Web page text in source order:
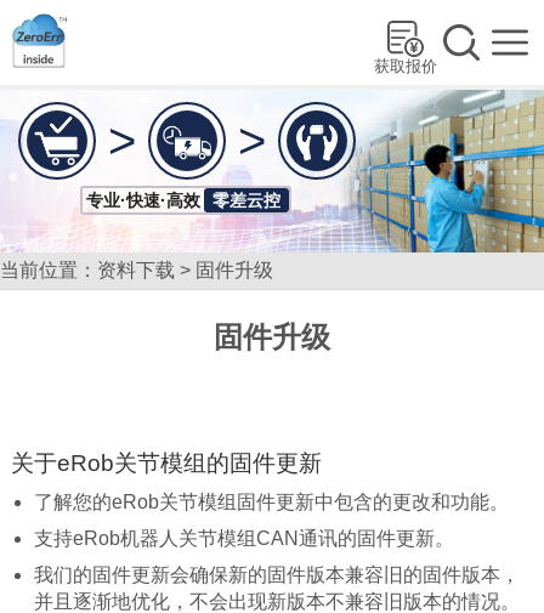
获取报价
> >
专业·快速·高效 零差云控
当前位置： 资料下载 > 固件升级
固件升级
关于eRob关节模组的固件更新
了解您的eRob关节模组固件更新中包含的更改和功能。
支持eRob机器人关节模组CAN通讯的固件更新。
我们的固件更新会确保新的固件版本兼容旧的固件版本，
并且逐渐地优化，不会出现新版本不兼容旧版本的情况。